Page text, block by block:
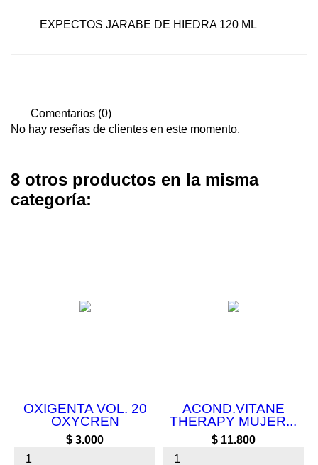
EXPECTOS JARABE DE HIEDRA 120 ML
Comentarios (0)
No hay reseñas de clientes en este momento.
8 otros productos en la misma
categoría:
OXIGENTA VOL. 20
OXYCREN
Precio
$ 3.000
ACOND.VITANE
THERAPY MUJER...
Precio
$ 11.800